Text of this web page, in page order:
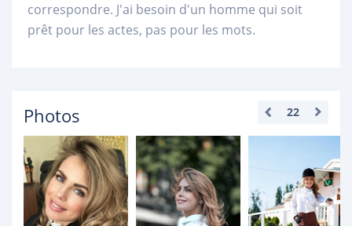
correspondre. J'ai besoin d'un homme qui soit
prêt pour les actes, pas pour les mots.
Photos 22